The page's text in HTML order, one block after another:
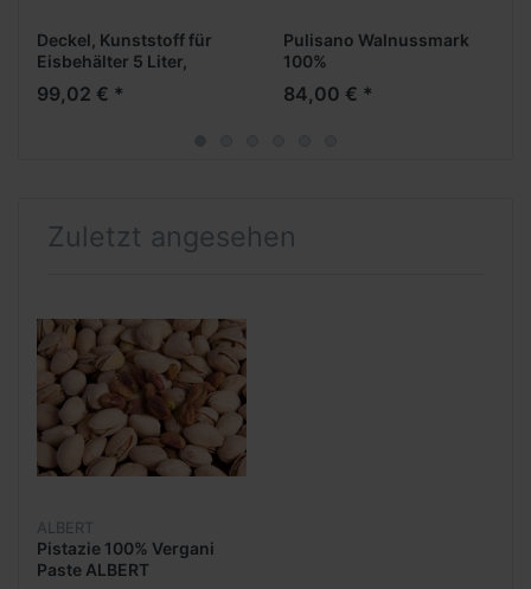
Deckel, Kunststoff für
Eisbehälter 5 Liter,
milchig transparent
99,02 € *
Pulisano Walnussmark
100%
84,00 € *
Zuletzt angesehen
ALBERT
Pistazie 100% Vergani
Paste ALBERT